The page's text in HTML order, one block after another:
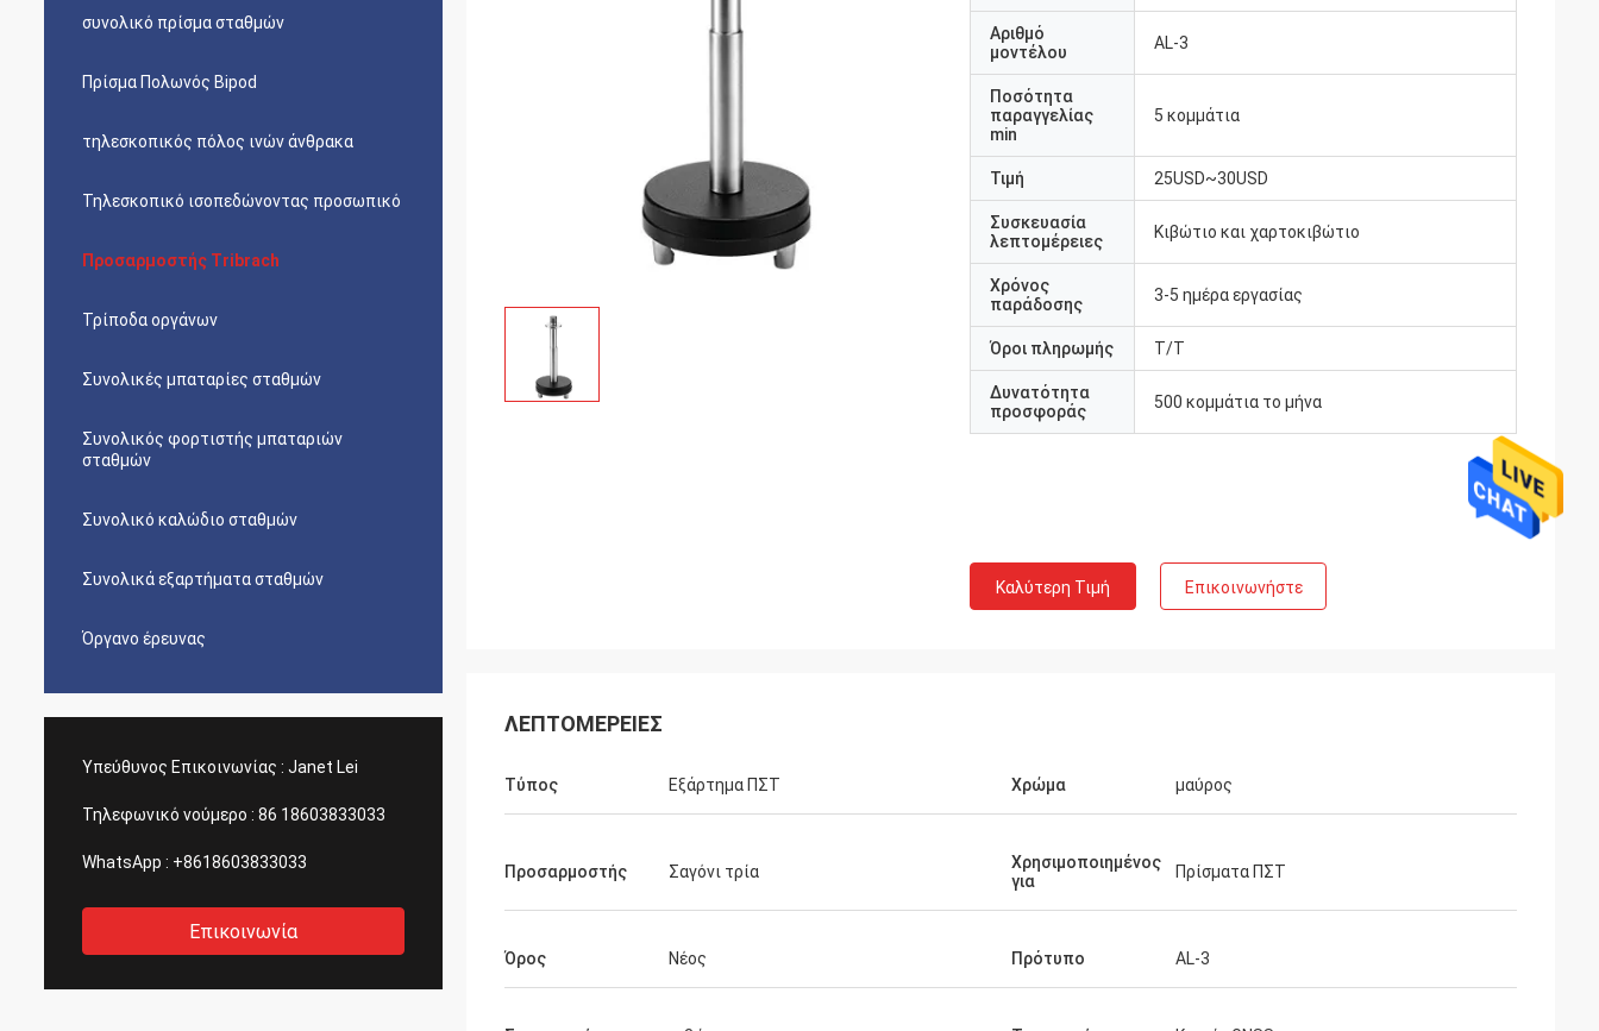
συνολικό πρίσμα σταθμών
Πρίσμα Πολωνός Bipod
τηλεσκοπικός πόλος ινών άνθρακα
Τηλεσκοπικό ισοπεδώνοντας προσωπικό
Προσαρμοστής Tribrach
Τρίποδα οργάνων
Συνολικές μπαταρίες σταθμών
Συνολικός φορτιστής μπαταριών
σταθμών
Συνολικό καλώδιο σταθμών
Συνολικά εξαρτήματα σταθμών
Όργανο έρευνας
Υπεύθυνος Επικοινωνίας : Janet Lei
Τηλεφωνικό νούμερο : 86 18603833033
WhatsApp : +8618603833033
Επικοινωνία
Αριθμό
μοντέλου
AL-3
Ποσότητα
παραγγελίας
min
5 κομμάτια
Τιμή 25USD~30USD
Συσκευασία
λεπτομέρειες
Κιβώτιο και χαρτοκιβώτιο
Χρόνος
παράδοσης
3-5 ημέρα εργασίας
Όροι πληρωμής T/T
Δυνατότητα
προσφοράς
500 κομμάτια το μήνα
Καλύτερη Τιμή Επικοινωνήστε
ΛΕΠΤΟΜΈΡΕΙΕΣ
Τύπος Εξάρτημα ΠΣΤ Χρώμα μαύρος
Προσαρμοστής Σαγόνι τρία
Χρησιμοποιημένος
για
Πρίσματα ΠΣΤ
Όρος Νέος Πρότυπο AL-3